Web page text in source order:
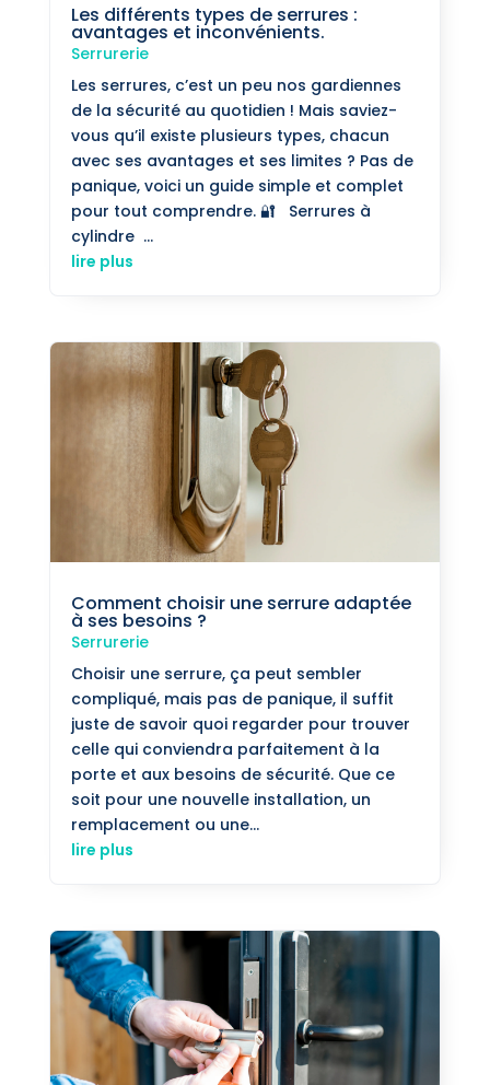
Les différents types de serrures :
avantages et inconvénients.
Serrurerie
Les serrures, c’est un peu nos gardiennes
de la sécurité au quotidien ! Mais saviez-
vous qu’il existe plusieurs types, chacun
avec ses avantages et ses limites ? Pas de
panique, voici un guide simple et complet
pour tout comprendre. 🔐 Serrures à
cylindre ...
lire plus
Comment choisir une serrure adaptée
à ses besoins ?
Serrurerie
Choisir une serrure, ça peut sembler
compliqué, mais pas de panique, il suffit
juste de savoir quoi regarder pour trouver
celle qui conviendra parfaitement à la
porte et aux besoins de sécurité. Que ce
soit pour une nouvelle installation, un
remplacement ou une...
lire plus